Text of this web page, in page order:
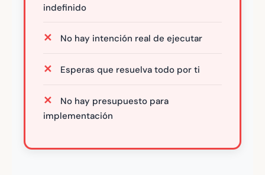
indefinido
No hay intención real de ejecutar
Esperas que resuelva todo por ti
No hay presupuesto para
implementación